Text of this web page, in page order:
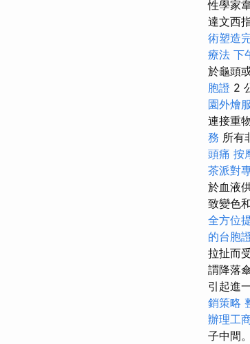
性學家
達文西
術塑造
療法 下
於龜頭
胞證 2
園外燴
連接重
務 所有
頭痛 按
茶派對
於血液
致變色
全方位
的台胞
拉扯而
謂降落
引起進
銷策略
辦理工
子中間。